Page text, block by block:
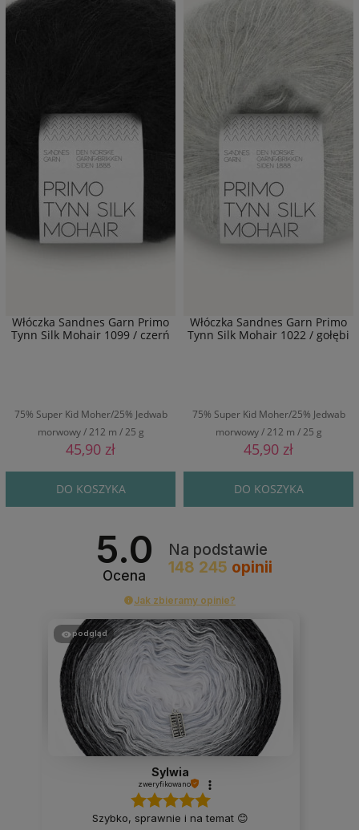
Włóczka Sandnes Garn Primo
Tynn Silk Mohair 1099 / czerń
75% Super Kid Moher/25% Jedwab
morwowy / 212 m / 25 g
45,90 zł
DO KOSZYKA
Włóczka Sandnes Garn Primo
Tynn Silk Mohair 1022 / gołębi
75% Super Kid Moher/25% Jedwab
morwowy / 212 m / 25 g
45,90 zł
DO KOSZYKA
5.0
Ocena
Na podstawie
148 245 opinii
Jak zbieramy opinie?
podgląd
Sylwia
zweryfikowano
Szybko, sprawnie i na temat 😊